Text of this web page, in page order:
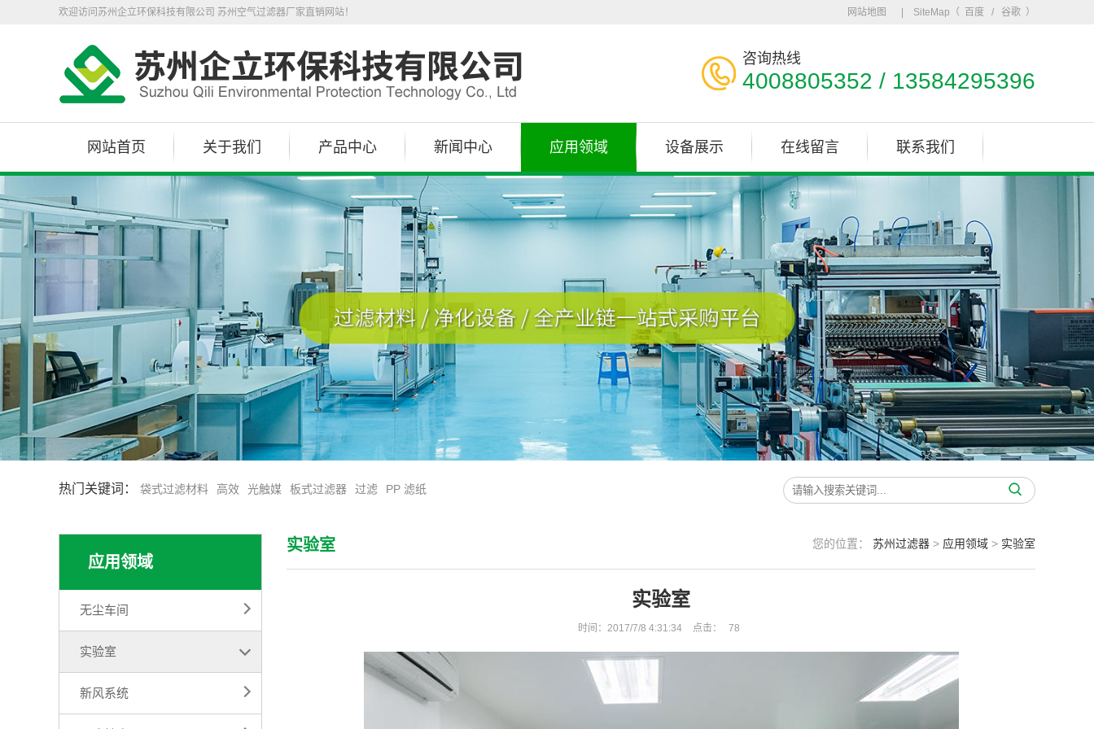
欢迎访问苏州企立环保科技有限公司 苏州空气过滤器厂家直销网站！ 网站地图 | SiteMap（ 百度 / 谷歌 ）
咨询热线
4008805352 / 13584295396
网站首页 关于我们 产品中心 新闻中心 应用领域 设备展示 在线留言 联系我们
热门关键词： 袋式过滤材料 高效 光触媒 板式过滤器 过滤 PP 滤纸
应用领域
无尘车间
实验室
新风系统
您的位置： 苏州过滤器 > 应用领域 > 实验室
实验室
实验室
时间：2017/7/8 4:31:34 点击： 78